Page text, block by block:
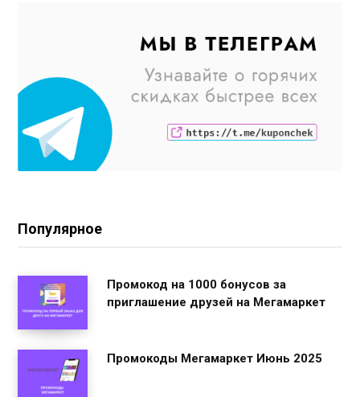
Популярное
Промокод на 1000 бонусов за
приглашение друзей на Мегамаркет
Промокоды Мегамаркет Июнь 2025